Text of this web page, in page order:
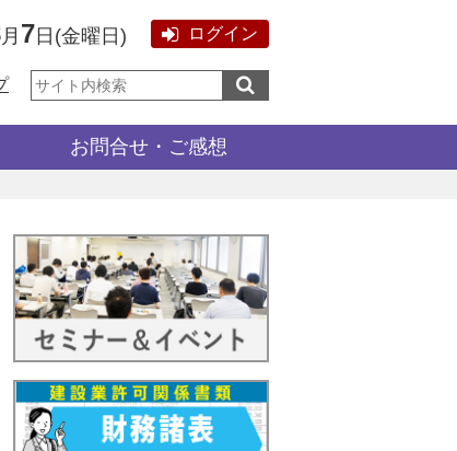
月 7 日 (金曜日 ) ログイン
サ
イ
内
お問合せ・ご感想